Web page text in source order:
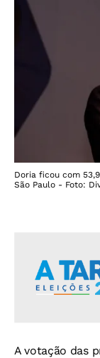
Doria ficou com
São Paulo - Foto:
A votação das